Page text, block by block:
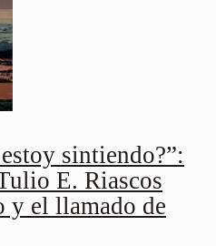
sintiendo?”:
E. Riascos
y el llamado de